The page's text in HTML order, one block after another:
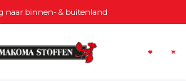
naar binnen- & buitenland